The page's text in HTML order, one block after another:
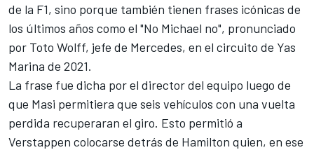
de la F1, sino porque también tienen frases icónicas de
los últimos años como el "No Michael no", pronunciado
por Toto Wolff, jefe de Mercedes, en el circuito de Yas
Marina de 2021.
La frase fue dicha por el director del equipo luego de
que Masi permitiera que seis vehículos con una vuelta
perdida recuperaran el giro. Esto permitió a
Verstappen colocarse detrás de Hamilton quien, en ese